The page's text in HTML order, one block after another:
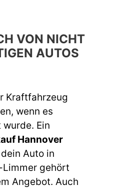
VON NICHT
AUTOS
Kraftfahrzeug
wenn es
Ein
Hannover
Auto in
gehört
Angebot. Auch